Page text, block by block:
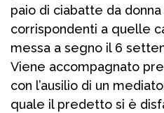
paio di ciabatte da
corrispondenti a quelle
messa a segno il 6
Viene accompagnato
con l’ausilio di un
quale il predetto si è